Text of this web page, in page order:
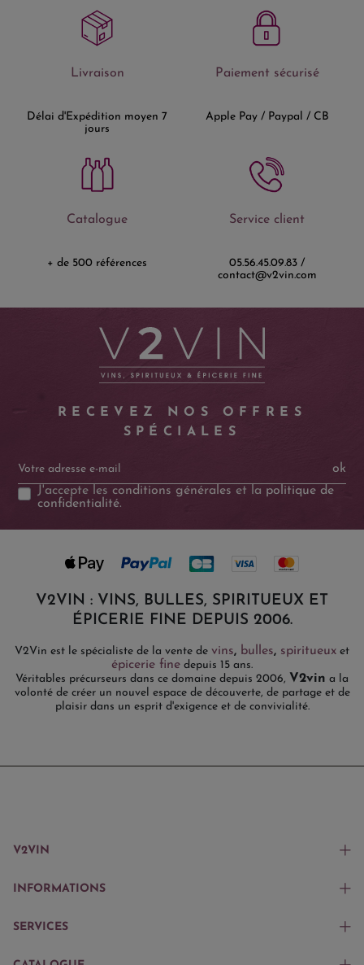
Livraison
Délai d'Expédition moyen 7
jours
Paiement sécurisé
Apple Pay / Paypal / CB
Catalogue
+ de 500 références
Service client
05.56.45.09.83 /
contact@v2vin.com
RECEVEZ NOS OFFRES
SPÉCIALES
ok
J'accepte lesconditions générales et la politique de
confidentialité.
V2VIN : VINS, BULLES, SPIRITUEUX ET
ÉPICERIE FINE DEPUIS 2006.
V2Vin est le spécialiste de la vente de vins, bulles, spiritueux et
épicerie fine depuis 15 ans.
Véritables précurseurs dans ce domaine depuis 2006, V2vin a la
volonté de créer un nouvel espace de découverte, de partage et de
plaisir dans un esprit d'exigence et de convivialité.
V2VIN
INFORMATIONS
SERVICES